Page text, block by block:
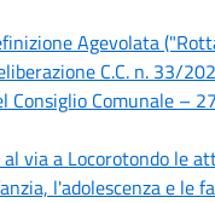
Agevolata
C.C. n. 33/
Consiglio Comunale –
al via a Locorotondo le
l'adolescenza e le